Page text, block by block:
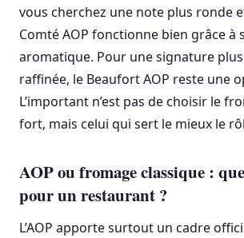
vous cherchez une note plus ronde
Comté AOP fonctionne bien grâce à
aromatique. Pour une signature
raffinée, le Beaufort AOP reste une
L’important n’est pas de choisir le
fort, mais celui qui sert le mieux le
AOP ou fromage classique :
pour un restaurant ?
L’AOP apporte surtout un cadre